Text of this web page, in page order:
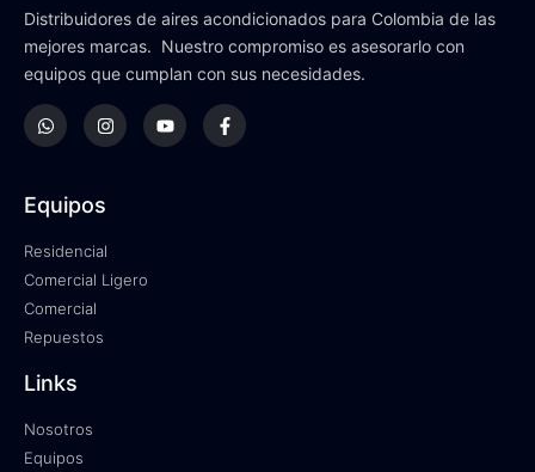
Distribuidores de aires acondicionados para Colombia de las
mejores marcas. Nuestro compromiso es asesorarlo con
equipos que cumplan con sus necesidades.
Equipos
Residencial
Comercial Ligero
Comercial
Repuestos
Links
Nosotros
Equipos